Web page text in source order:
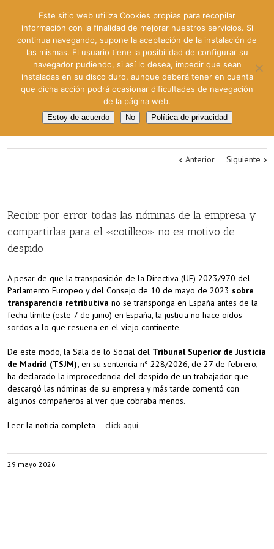
Anterior Siguiente
Recibir por error todas las nóminas de la empresa y
compartirlas para el «cotilleo» no es motivo de
despido
A pesar de que la transposición de la Directiva (UE) 2023/970 del
Parlamento Europeo y del Consejo de 10 de mayo de 2023 sobre
transparencia retributiva no se transponga en España antes de la
fecha límite (este 7 de junio) en España, la justicia no hace oídos
sordos a lo que resuena en el viejo continente.
De este modo, la Sala de lo Social del Tribunal Superior de Justicia
de Madrid (TSJM), en su sentencia nº 228/2026, de 27 de febrero,
ha declarado la improcedencia del despido de un trabajador que
descargó las nóminas de su empresa y más tarde comentó con
algunos compañeros al ver que cobraba menos.
Leer la noticia completa – click aquí
29 mayo 2026
Este sitio web utiliza Cookies propias para recopilar
información con la finalidad de mejorar nuestros servicios. Si
continua navegando, supone la aceptación de la instalación de
las mismas. El usuario tiene la posibilidad de configurar su
navegador pudiendo, si así lo desea, impedir que sean
instaladas en su disco duro, aunque deberá tener en cuenta
que dicha acción podrá ocasionar dificultades de navegación
de la página web.
Estoy de acuerdo No Política de privacidad